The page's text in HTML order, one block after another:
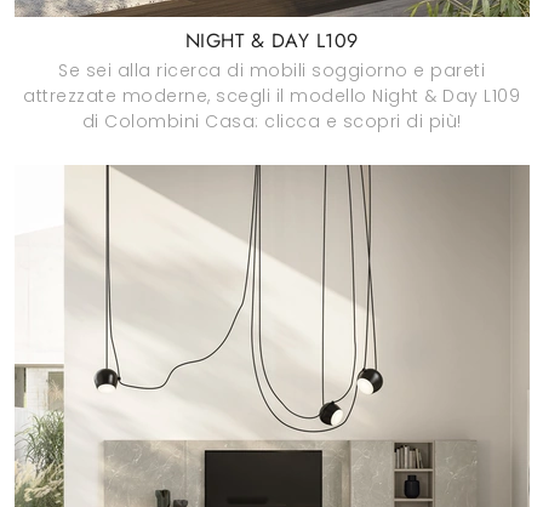
NIGHT & DAY L109
Se sei alla ricerca di mobili soggiorno e pareti
attrezzate moderne, scegli il modello Night & Day L109
di Colombini Casa: clicca e scopri di più!